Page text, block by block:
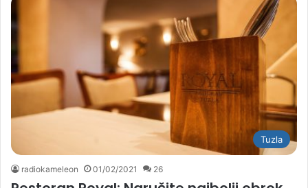
Tuzla
radiokameleon 01/02/2021 26